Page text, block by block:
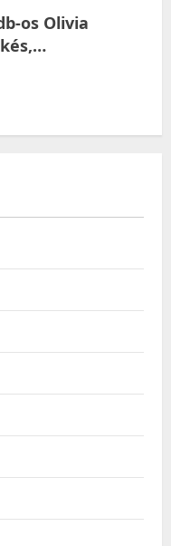
os Olivia